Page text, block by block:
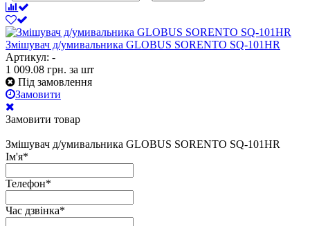
Змішувач д/умивальника GLOBUS SORENTO SQ-101HR
Артикул: -
1 009.08 грн. за шт
Під замовлення
Замовити
Замовити товар
Змішувач д/умивальника GLOBUS SORENTO SQ-101HR
Ім'я*
Телефон*
Час дзвінка*